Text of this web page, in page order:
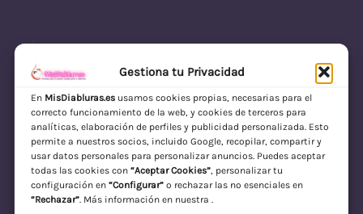
Gestiona tu Privacidad
En MisDiabluras.esusamos cookies propias, necesarias para el
correcto funcionamiento de la web, y cookies de terceros para
analíticas, elaboración de perfiles y publicidad personalizada. Esto
permite a nuestros socios, incluido Google, recopilar, compartir y
usar datos personales para personalizar anuncios. Puedes aceptar
todas las cookies con “Aceptar Cookies”, personalizar tu
configuración en “Configurar”o rechazar las no esenciales en
“Rechazar”. Más información en nuestra .
MisDiabluras | Sexshop Online con Envío
Discreto en España
Acceder